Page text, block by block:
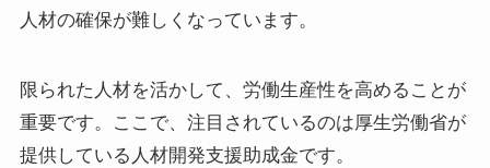
人材の確保が難しくなっています。
限られた人材を活かして、労働生産性を高めることが
重要です。ここで、注目されているのは厚生労働省が
提供している人材開発支援助成金です。